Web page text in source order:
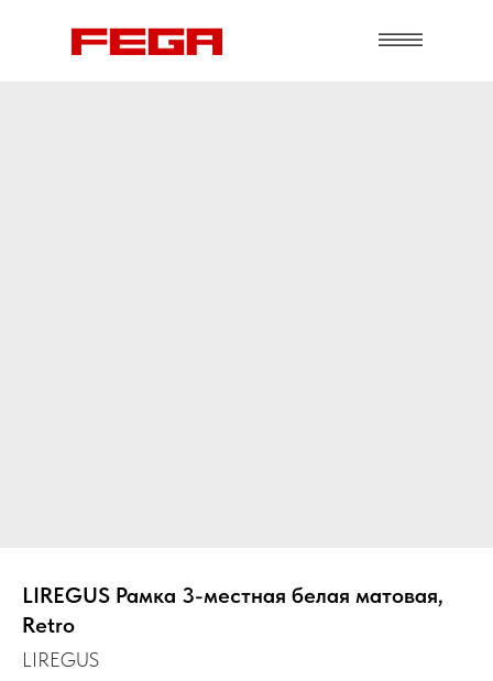
LIREGUS Рамка 3-местная белая матовая,
Retro
LIREGUS